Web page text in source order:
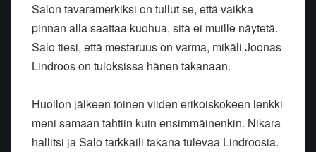
Salon tavaramerkiksi on tullut se, että vaikka
pinnan alla saattaa kuohua, sitä ei muille näytetä.
Salo tiesi, että mestaruus on varma, mikäli Joonas
Lindroos on tuloksissa hänen takanaan.
Huollon jälkeen toinen viiden erikoiskokeen lenkki
meni samaan tahtiin kuin ensimmäinenkin. Nikara
hallitsi ja Salo tarkkaili takana tulevaa Lindroosia.